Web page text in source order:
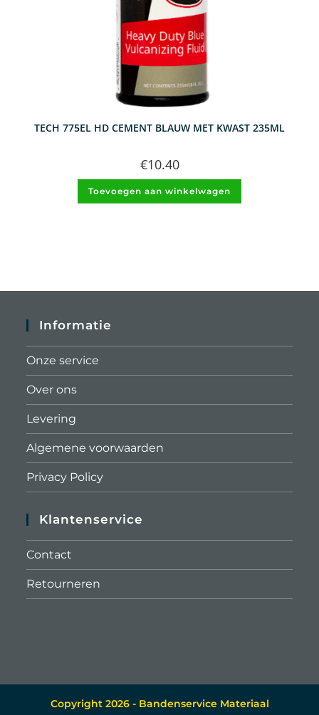
TECH 775EL HD CEMENT BLAUW MET KWAST 235ML
€10.40
Toevoegen aan winkelwagen
Informatie
Onze service
Over ons
Levering
Algemene voorwaarden
Privacy Policy
Klantenservice
Contact
Retourneren
Copyright 2026 - Bandenservice Materiaal